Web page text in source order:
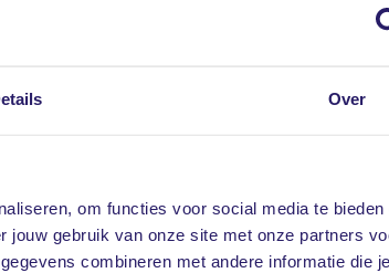
Over
om functies voor social media te bieden
gebruik van onze site met onze partners
combineren met andere informatie die
aansprakelijkheid. Het zorgt ervoor dat als
voertuigen leek deze wet nog niet van
het wordt gebruikt- of het nu stilstaat, in